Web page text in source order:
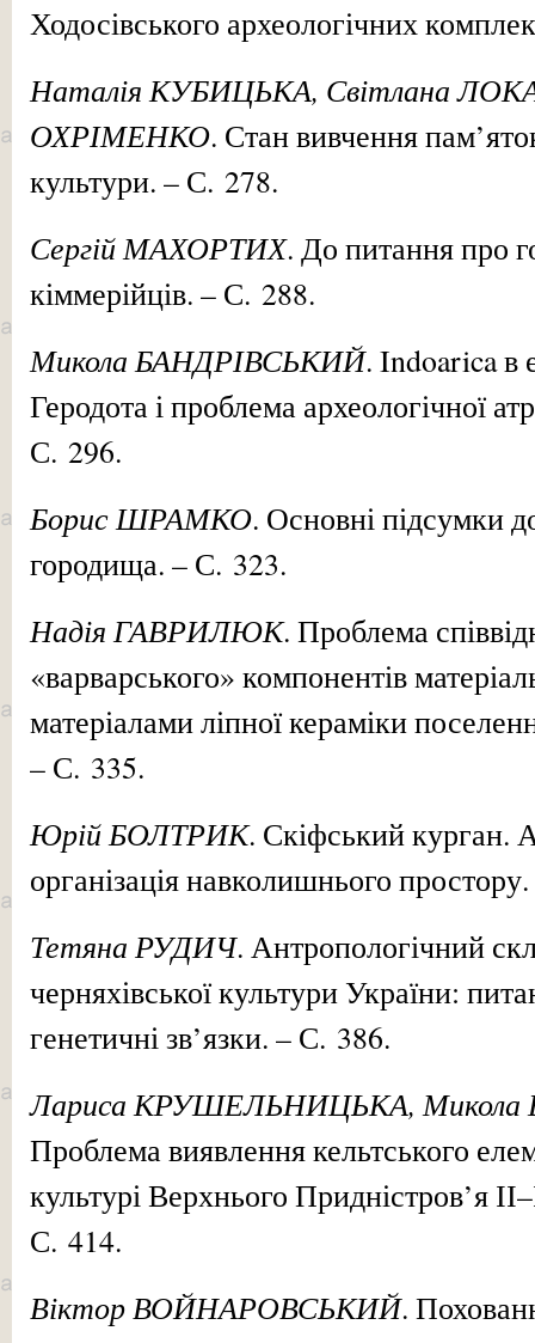
Ходосівського археологічних
Наталія КУБИЦЬКА, Світлана
ОХРІМЕНКО. Стан вивчення
культури. – С. 278.
Сергій МАХОРТИХ. До питання про
кіммерійців. – С. 288.
Микола БАНДРІВСЬКИЙ. Indoarica в
Геродота і проблема археологічної
С. 296.
Борис ШРАМКО. Основні підсумки
городища. – С. 323.
Надія ГАВРИЛЮК. Проблема
«варварського» компонентів
матеріалами ліпної кераміки
– С. 335.
Юрій БОЛТРИК. Скіфський курган.
організація навколишнього
Тетяна РУДИЧ. Антропологічний
черняхівської культури України:
генетичні зв’язки. – С. 386.
Лариса КРУШЕЛЬНИЦЬКА,
Проблема виявлення кельтського
культурі Верхнього Придністров’я
С. 414.
Віктор ВОЙНАРОВСЬКИЙ.